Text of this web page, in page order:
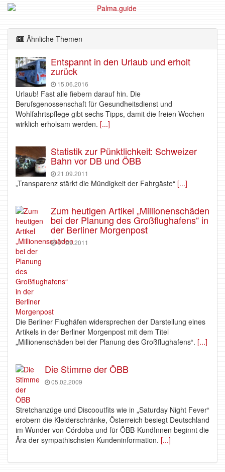
Ähnliche Themen
Entspannt in den Urlaub und erholt
zurück
15.06.2016
Urlaub! Fast alle fiebern darauf hin. Die
Berufsgenossenschaft für Gesundheitsdienst und
Wohlfahrtspflege gibt sechs Tipps, damit die freien Wochen
wirklich erholsam werden. [...]
Statistik zur Pünktlichkeit: Schweizer
Bahn vor DB und ÖBB
21.09.2011
„Transparenz stärkt die Mündigkeit der Fahrgäste“ [...]
Zum heutigen Artikel „Millionenschäden
bei der Planung des Großflughafens“ in
der Berliner Morgenpost
07.09.2011
Die Berliner Flughäfen widersprechen der Darstellung eines
Artikels in der Berliner Morgenpost mit dem Titel
„Millionenschäden bei der Planung des Großflughafens“. [...]
Die Stimme der ÖBB
05.02.2009
Stretchanzüge und Discooutfits wie in „Saturday Night Fever“
erobern die Kleiderschränke, Österreich besiegt Deutschland
im Wunder von Córdoba und für ÖBB-KundInnen beginnt die
Ära der sympathischsten Kundeninformation. [...]